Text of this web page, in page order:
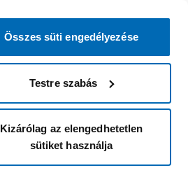
Összes süti engedélyezése
Testre szabás
Kizárólag az elengedhetetlen
sütiket használja